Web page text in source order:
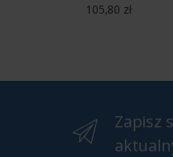
105,80 zł
Zapisz